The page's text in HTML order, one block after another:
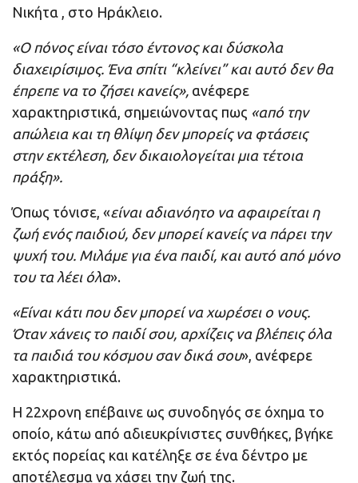
Νικήτα , στο Ηράκλειο.
«Ο πόνος είναι τόσο έντονος και δύσκολα
διαχειρίσιμος. Ένα σπίτι “κλείνει” και αυτό δεν θα
έπρεπε να το ζήσει κανείς», ανέφερε
χαρακτηριστικά, σημειώνοντας πως «από την
απώλεια και τη θλίψη δεν μπορείς να φτάσεις
στην εκτέλεση, δεν δικαιολογείται μια τέτοια
πράξη».
Όπως τόνισε, «είναι αδιανόητο να αφαιρείται η
ζωή ενός παιδιού, δεν μπορεί κανείς να πάρει την
ψυχή του. Μιλάμε για ένα παιδί, και αυτό από μόνο
του τα λέει όλα».
«Είναι κάτι που δεν μπορεί να χωρέσει ο νους.
Όταν χάνεις το παιδί σου, αρχίζεις να βλέπεις όλα
τα παιδιά του κόσμου σαν δικά σου», ανέφερε
χαρακτηριστικά.
Η 22χρονη επέβαινε ως συνοδηγός σε όχημα το
οποίο, κάτω από αδιευκρίνιστες συνθήκες, βγήκε
εκτός πορείας και κατέληξε σε ένα δέντρο με
αποτέλεσμα να χάσει την ζωή της.